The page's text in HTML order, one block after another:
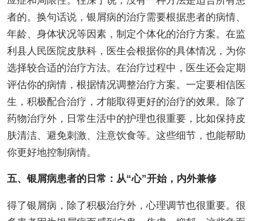
者的。换句话说，银屑病的治疗需要根据患者的病情、
年龄、身体状况等因素，制定个体化的治疗方案。在监
利县人民医院皮肤科，医生会根据你的具体情况，为你
选择较合适的治疗方法。在治疗过程中，医生还会定期
评估你的病情，根据情况调整治疗方案。一定要相信医
生，积极配合治疗，才能取得更好的治疗的效果。除了
药物治疗外，日常生活中的护理也很重要，比如保持皮
肤清洁、避免刺激、注意饮食等。这些细节，也能帮助
你更好地控制病情。
五、银屑病患者的日常：从“心”开始，内外兼修
得了银屑病，除了积极治疗外，心理调节也很重要。很